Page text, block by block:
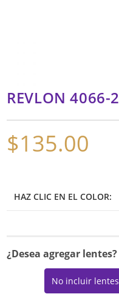
REVLON 4066-2
$135.00
HAZ CLIC EN EL COLOR:
¿Desea agregar lentes?
No incluir lentes